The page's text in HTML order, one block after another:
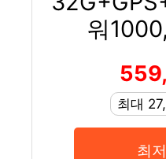
워
최대
최